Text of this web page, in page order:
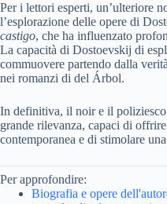
Per i lettori esperti, un’ulteriore
l’esplorazione delle opere di
castigo, che ha influenzato
La capacità di Dostoevskij di
commuovere partendo dalla
nei romanzi di del Árbol.
In definitiva, il noir e il poliziesco
grande rilevanza, capaci di
contemporanea e di stimolare
Per approfondire:
Biografia e opere